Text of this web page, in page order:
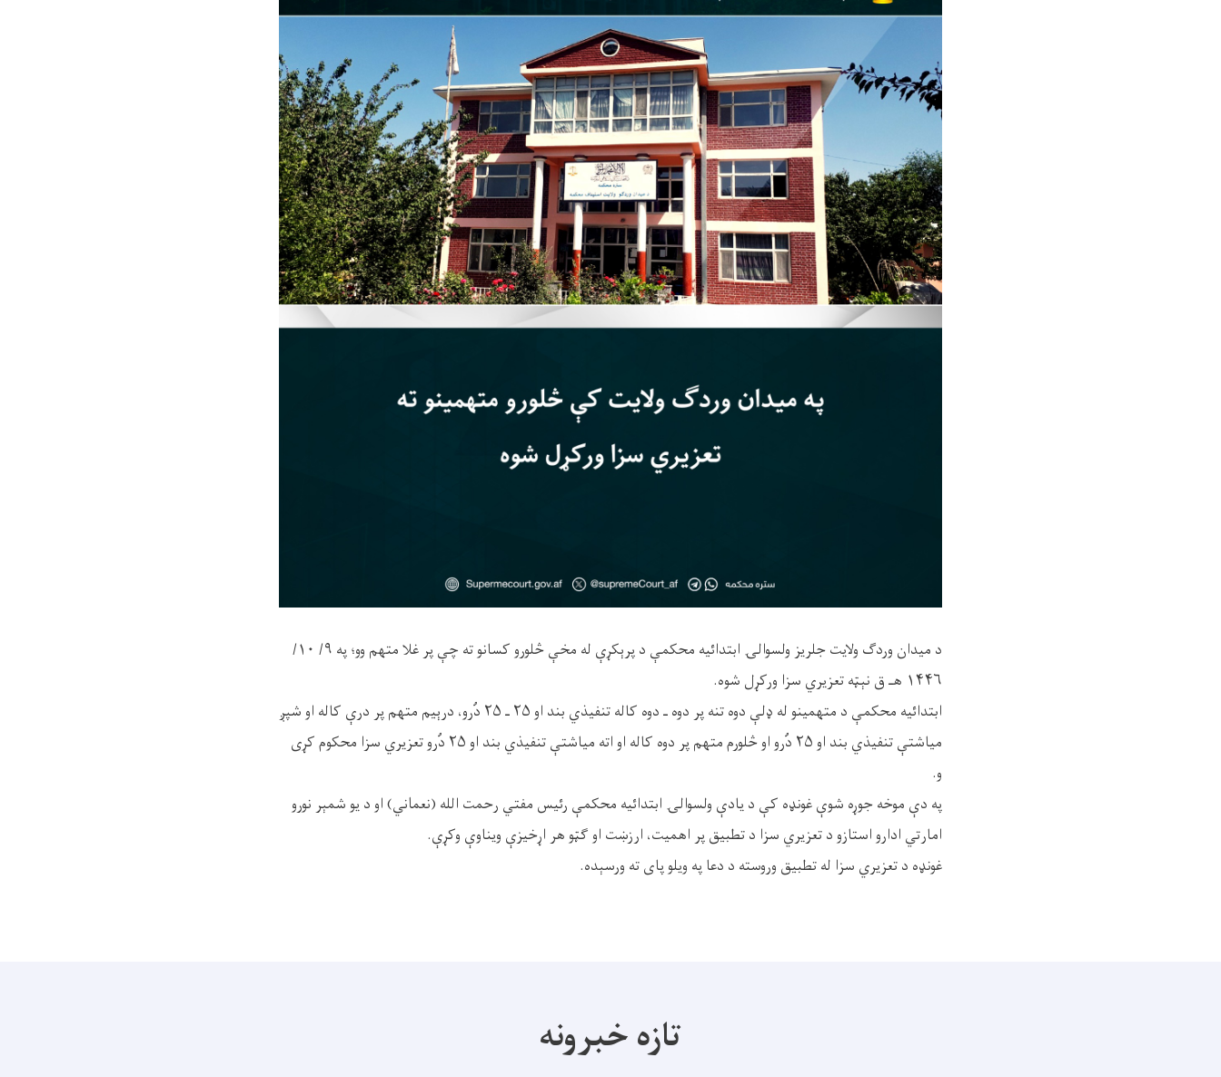
د ميدان وردګ ولايت جلريز ولسوالۍ ابتدائیه محکمې د پرېکړې له مخې څلورو کسانو ته چې پر غلا متهم وو؛ په ۹/ ۱۰/
۱۴۴۶ هـ ق نېټه تعزیري سزا ورکړل شوه.
ابتدائيه محکمې د متهمينو له ډلې دوه تنه پر دوه ـ دوه کاله تنفيذي بند او ۲۵ ـ ۲۵ دُرو، درېيم متهم پر درې کاله او شپږ
مياشتې تنفيذي بند او ۲۵ دُرو او څلورم متهم پر دوه کاله او اته مياشتې تنفيذي بند او ۲۵ دُرو تعزیري سزا محکوم کړی
و.
په دې موخه جوړه شوې غونډه کې د یادې ولسوالۍ ابتدائيه محکمې رئیس مفتي رحمت الله (نعماني) او د يو شمېر نورو
امارتي ادارو استازو د تعزیري سزا د تطبيق پر اهميت، ارزښت او ګټو هر اړخيزې ويناوې وکړې.
غونډه د تعزیري سزا له تطبيق وروسته د دعا په ويلو پای ته ورسېده.
تازه خبرونه